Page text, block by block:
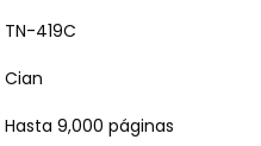
TN-419C
Cian
Hasta 9,000 páginas